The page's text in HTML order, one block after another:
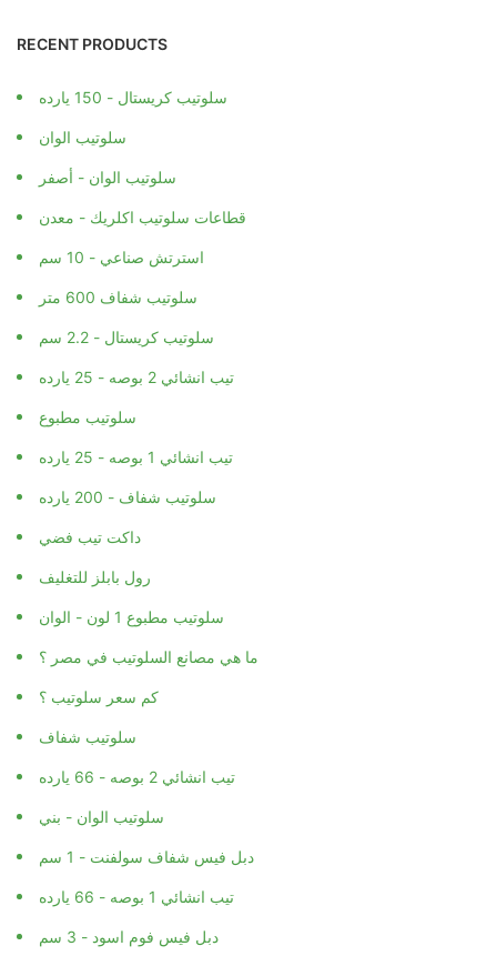
RECENT PRODUCTS
سلوتيب كريستال - 150 يارده
سلوتيب الوان
سلوتيب الوان - أصفر
قطاعات سلوتيب اكلريك - معدن
استرتش صناعي - 10 سم
سلوتيب شفاف 600 متر
سلوتيب كريستال - 2.2 سم
تيب انشائي 2 بوصه - 25 يارده
سلوتيب مطبوع
تيب انشائي 1 بوصه - 25 يارده
سلوتيب شفاف - 200 يارده
داكت تيب فضي
رول بابلز للتغليف
سلوتيب مطبوع 1 لون - الوان
ما هي مصانع السلوتيب في مصر ؟
كم سعر سلوتيب ؟
سلوتيب شفاف
تيب انشائي 2 بوصه - 66 يارده
سلوتيب الوان - بني
دبل فيس شفاف سولفنت - 1 سم
تيب انشائي 1 بوصه - 66 يارده
دبل فيس فوم اسود - 3 سم